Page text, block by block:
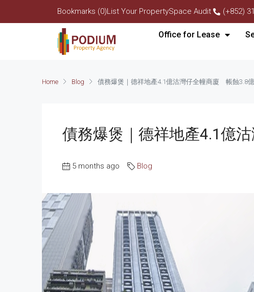
Bookmarks (0)List Your PropertySpace Audit (+852)
Office for Lease
Home Blog 債務爆煲｜德祥地產4.1億沽灣仔全幢商廈 帳蝕3.8
債務爆煲｜德祥地產4.1億
5 months ago Blog